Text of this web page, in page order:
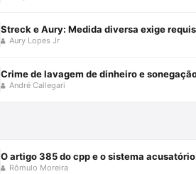
Streck e Aury: Medida diversa exige
Aury Lopes Jr
Crime de lavagem de dinheiro e
André Callegari
O artigo 385 do cpp e o sistema
Rômulo Moreira